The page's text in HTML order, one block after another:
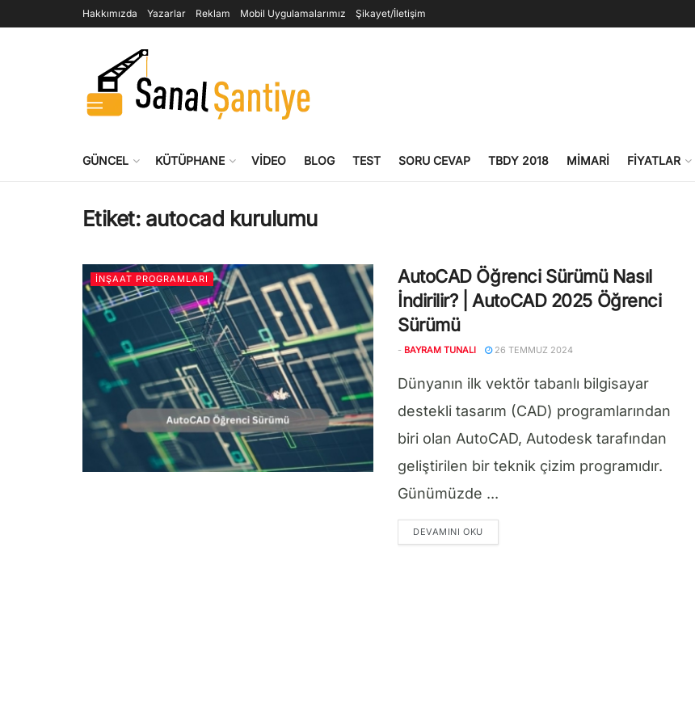
Hakkımızda Yazarlar Reklam Mobil Uygulamalarımız Şikayet/İletişim
GÜNCEL KÜTÜPHANE VIDEO BLOG TEST SORU CEVAP TBDY 2018 MIMARI FIYATLAR
Etiket: autocad kurulumu
İNŞAAT PROGRAMLARI
AutoCAD Öğrenci Sürümü Nasıl
İndirilir? | AutoCAD 2025 Öğrenci
Sürümü
- BAYRAM TUNALI 26 TEMMUZ 2024
Dünyanın ilk vektör tabanlı bilgisayar
destekli tasarım (CAD) programlarından
biri olan AutoCAD, Autodesk tarafından
geliştirilen bir teknik çizim programıdır.
Günümüzde ...
DEVAMINI OKUDETAILS